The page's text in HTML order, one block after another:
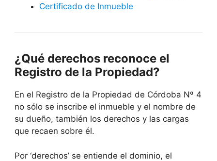
Certificado de Inmueble
¿Qué derechos reconoce el
Registro de la Propiedad?
En el Registro de la Propiedad de Córdoba Nº 4
no sólo se inscribe el inmueble y el nombre de
su dueño, también los derechos y las cargas
que recaen sobre él.
Por ‘derechos’ se entiende el dominio, el